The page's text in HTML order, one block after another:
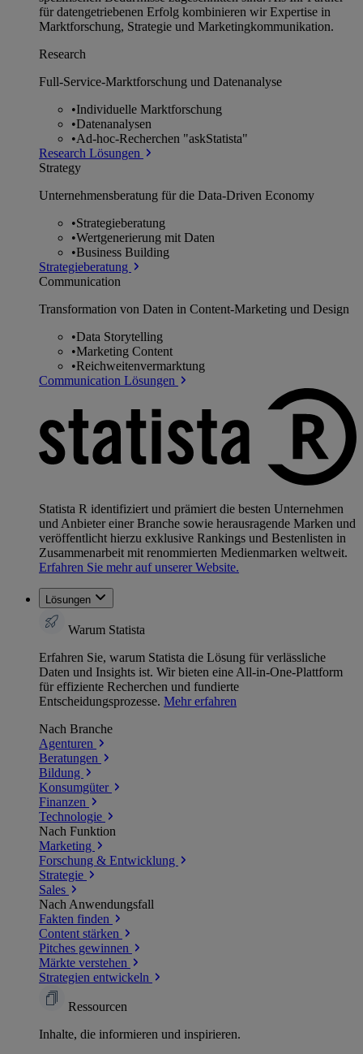
für datengetriebenen Erfolg kombinieren wir Expertise in
Marktforschung, Strategie und Marketingkommunikation.
Research
Full-Service-Marktforschung und Datenanalyse
•Individuelle Marktforschung
•Datenanalysen
•Ad-hoc-Recherchen "askStatista"
Research Lösungen
Strategy
Unternehmens­beratung für die Data-Driven Economy
•Strategieberatung
•Wertgenerierung mit Daten
•Business Building
Strategieberatung
Communication
Transformation von Daten in Content-Marketing und Design
•Data Storytelling
•Marketing Content
•Reichweitenvermarktung
Communication Lösungen
Statista R identifiziert und prämiert die besten Unternehmen
und Anbieter einer Branche sowie herausragende Marken und
veröffentlicht hierzu exklusive Rankings und Bestenlisten in
Zusammenarbeit mit renommierten Medienmarken weltweit.
Erfahren Sie mehr auf unserer Website.
Lösungen
Warum Statista
Erfahren Sie, warum Statista die Lösung für verlässliche
Daten und Insights ist. Wir bieten eine All-in-One-Plattform
für effiziente Recherchen und fundierte
Entscheidungsprozesse. Mehr erfahren
Nach Branche
Agenturen
Beratungen
Bildung
Konsumgüter
Finanzen
Technologie
Nach Funktion
Marketing
Forschung & Entwicklung
Strategie
Sales
Nach Anwendungsfall
Fakten finden
Content stärken
Pitches gewinnen
Märkte verstehen
Strategien entwickeln
Ressourcen
Inhalte, die informieren und inspirieren.